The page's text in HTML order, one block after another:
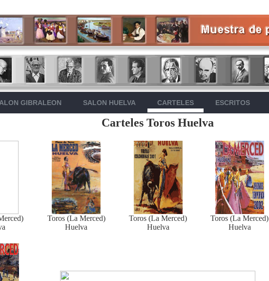
GIBRALEON SALON HUELVA CARTELES ESCRITOS
Carteles Toros Huelva
Toros (La Merced)
Huelva
Toros (La Merced)
Huelva
Toros (La Merced)
Huelva